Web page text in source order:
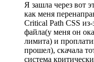
Я зашла через вот
как меня
Critical Path CSS
файла(у меня он
лимита) и
прошел), скачала
система